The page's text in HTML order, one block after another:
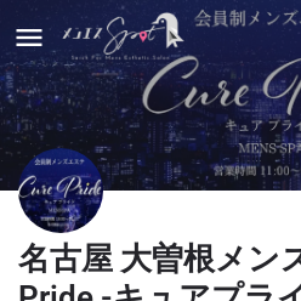
名古屋 大曽根メ